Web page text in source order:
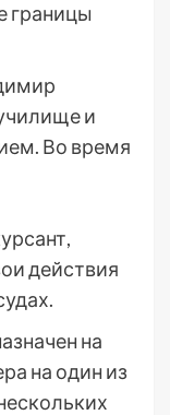
границы
и
Во время
действия
на
на один из